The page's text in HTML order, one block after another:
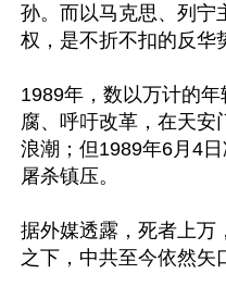
孙。而以马克思、列宁
权，是不折不扣的反华
1989年，数以万计的
腐、呼吁改革，在天安
浪潮；但1989年6月4
屠杀镇压。
据外媒透露，死者上万
之下，中共至今依然矢